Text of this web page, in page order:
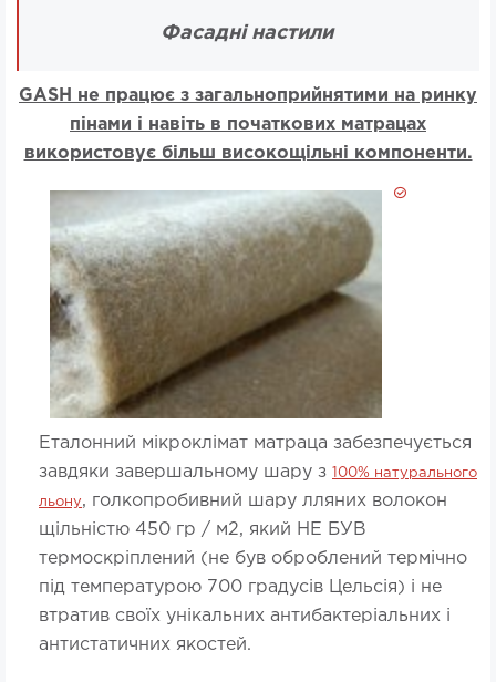
Фасадні настили
GASH не працює з загальноприйнятими на ринку
пінами і навіть в початкових матрацах
використовує більш високощільні компоненти.
Еталонний мікроклімат матраца забезпечується
завдяки завершальному шару з
100% натурального
льону, голкопробивний шару лляних волокон
щільністю 450 гр / м2, який НЕ БУВ
термоскріплений (не був оброблений термічно
під температурою 700 градусів Цельсія) і не
втратив своїх унікальних антибактеріальних і
антистатичних якостей.